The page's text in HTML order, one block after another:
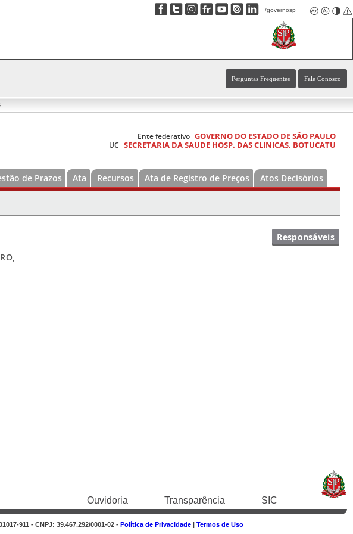
/governosp
Perguntas Frequentes Fale Conosco
Ente federativo GOVERNO DO ESTADO DE SÃO PAULO
UC SECRETARIA DA SAUDE HOSP. DAS CLINICAS, BOTUCATU
de Prazos Ata Recursos Ata de Registro de Preços Atos Decisórios
Ouvidoria Transparência SIC
911 - CNPJ: 39.467.292/0001-02 - Política de Privacidade| Termos de Uso